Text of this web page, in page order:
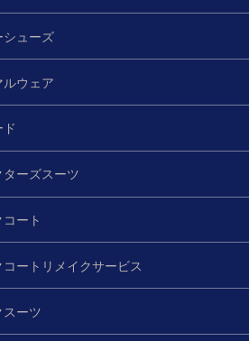
シューズ
ルウェア
ド
ーズスーツ
ート
コートリメイクサービス
スーツ